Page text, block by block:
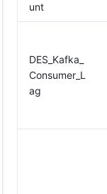
unt
DES_Kafka_
Consumer_L
ag